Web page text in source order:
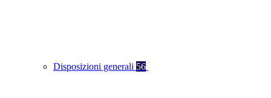
Disposizioni generali 56